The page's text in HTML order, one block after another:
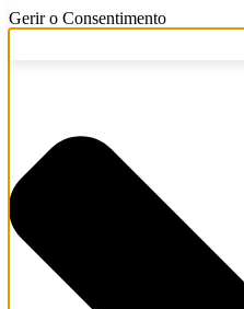
Gerir o Consentimento